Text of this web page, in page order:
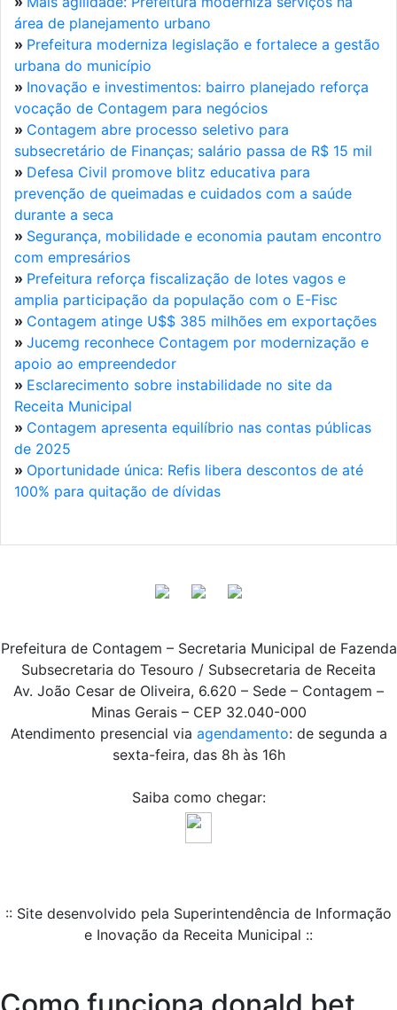
área de planejamento urbano
» Prefeitura moderniza legislação e fortalece a gestão
urbana do município
» Inovação e investimentos: bairro planejado reforça
vocação de Contagem para negócios
» Contagem abre processo seletivo para
subsecretário de Finanças; salário passa de R$ 15 mil
» Defesa Civil promove blitz educativa para
prevenção de queimadas e cuidados com a saúde
durante a seca
» Segurança, mobilidade e economia pautam encontro
com empresários
» Prefeitura reforça fiscalização de lotes vagos e
amplia participação da população com o E-Fisc
» Contagem atinge U$$ 385 milhões em exportações
» Jucemg reconhece Contagem por modernização e
apoio ao empreendedor
» Esclarecimento sobre instabilidade no site da
Receita Municipal
» Contagem apresenta equilíbrio nas contas públicas
de 2025
» Oportunidade única: Refis libera descontos de até
100% para quitação de dívidas
Prefeitura de Contagem – Secretaria Municipal de Fazenda
Subsecretaria do Tesouro / Subsecretaria de Receita
Av. João Cesar de Oliveira, 6.620 – Sede – Contagem –
Minas Gerais – CEP 32.040-000
Atendimento presencial via agendamento: de segunda a
sexta-feira, das 8h às 16h
Saiba como chegar:
:: Site desenvolvido pela Superintendência de Informação
e Inovação da Receita Municipal ::